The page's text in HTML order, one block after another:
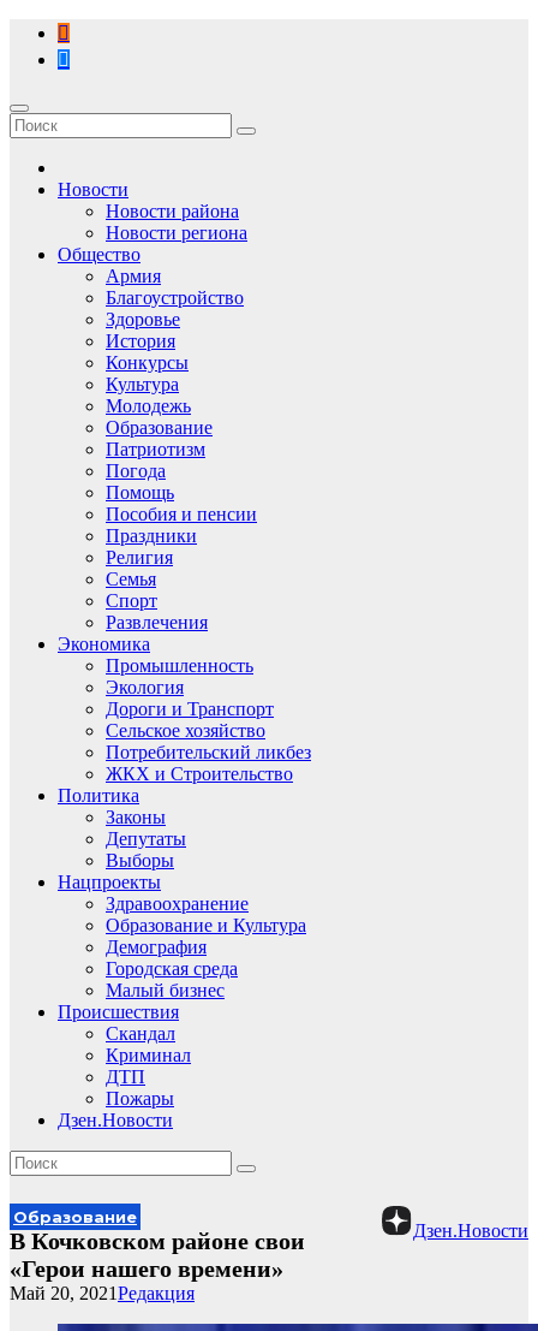
Перейти
содержимому
Новости
Новости района
Новости региона
Общество
Армия
Благоустройство
Здоровье
История
Конкурсы
Культура
Молодежь
Образование
Патриотизм
Погода
Помощь
Пособия и пенсии
Праздники
Религия
Семья
Спорт
Развлечения
Экономика
Промышленность
Экология
Дороги и Транспорт
Сельское хозяйство
Потребительский ликбез
ЖКХ и Строительство
Политика
Законы
Депутаты
Выборы
Нацпроекты
Здравоохранение
Образование и Культура
Демография
Городская среда
Малый бизнес
Происшествия
Скандал
Криминал
ДТП
Пожары
Дзен.Новости
Дзен.Новости
Образование
В Кочковском районе свои
«Герои нашего времени»
Редакция
Май 20, 2021